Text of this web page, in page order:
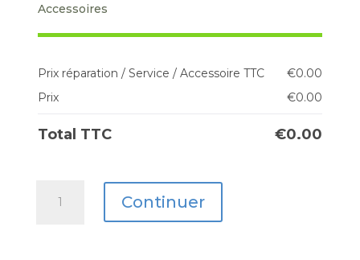
Accessoires
Prix réparation / Service / Accessoire TTC €0.00
Prix
€0.00
Total TTC €0.00
Continuer